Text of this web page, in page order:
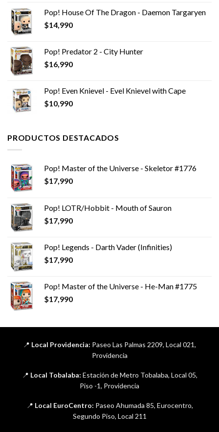
Pop! House Of The Dragon - Daemon Targaryen
$14,990
Pop! Predator 2 - City Hunter
$16,990
Pop! Even Knievel - Evel Knievel with Cape
$10,990
PRODUCTOS DESTACADOS
Pop! Master of the Universe - Skeletor #1776
$17,990
Pop! LOTR/Hobbit - Mouth of Sauron
$17,990
Pop! Legends - Darth Vader (Infinities)
$17,990
Pop! Master of the Universe - He-Man #1775
$17,990
📍 Local Providencia: Paseo Las Palmas 2209, Local 021,
Providencia
📍 Local Tobalaba: Estación de Metro Tobalaba, Local 05,
Piso -1, Providencia
📍 Local EuroCentro: Paseo Ahumada 85, Eurocentro,
Segundo Piso, Local 211